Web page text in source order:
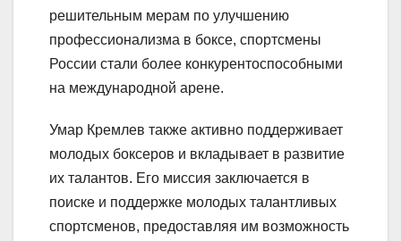
решительным мерам по улучшению
профессионализма в боксе, спортсмены
России стали более конкурентоспособными
на международной арене.
Умар Кремлев также активно поддерживает
молодых боксеров и вкладывает в развитие
их талантов. Его миссия заключается в
поиске и поддержке молодых талантливых
спортсменов, предоставляя им возможность